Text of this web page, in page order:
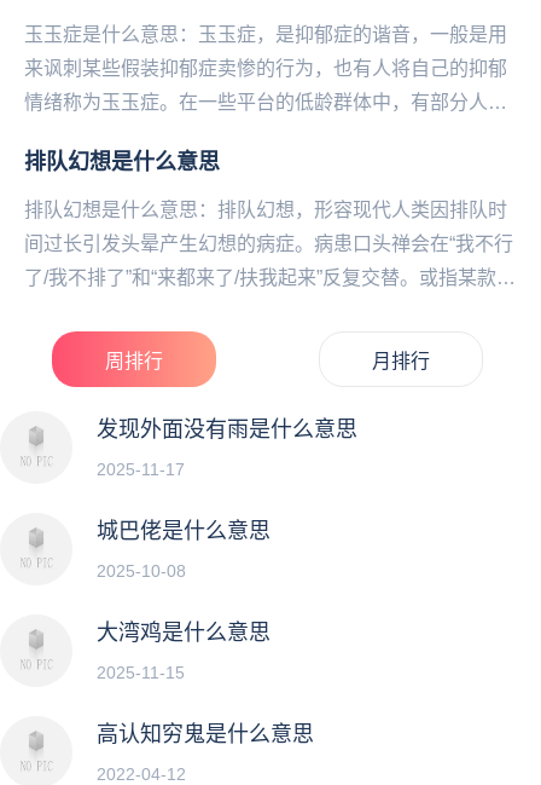
玉玉症是什么意思：玉玉症，是抑郁症的谐音，一般是用
来讽刺某些假装抑郁症卖惨的行为，也有人将自己的抑郁
情绪称为玉玉症。在一些平台的低龄群体中，有部分人喜
信...
排队幻想是什么意思
排队幻想是什么意思：排队幻想，形容现代人类因排队时
间过长引发头晕产生幻想的病症。病患口头禅会在“我不行
了/我不排了”和“来都来了/扶我起来”反复交替。或指某款刚
周排行 月排行
发现外面没有雨是什么意思
2025-11-17
城巴佬是什么意思
2025-10-08
大湾鸡是什么意思
2025-11-15
高认知穷鬼是什么意思
2022-04-12